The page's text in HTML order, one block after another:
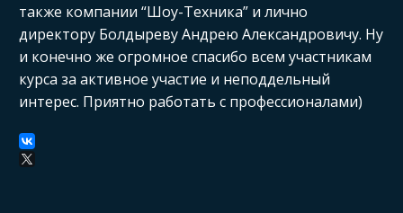
также компании “Шоу-Техника” и лично
директору Болдыреву Андрею Александровичу. Ну
и конечно же огромное спасибо всем участникам
курса за активное участие и неподдельный
интерес. Приятно работать с профессионалами)